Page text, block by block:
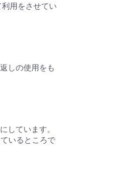
用をさせてい
しの使用をも
しています。
いるところで